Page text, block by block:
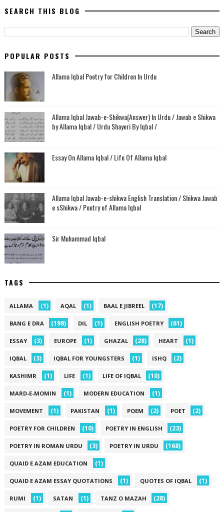
SEARCH THIS BLOG
POPULAR POSTS
Allama Iqbal Poetry for Children In Urdu
Allama Iqbal Jawab-e-Shikwa(Answer) In Urdu / Jawab e Shikwa
by Allama Iqbal / Urdu Shayeri By Iqbal /
Essay On Allama Iqbal / Life Of Allama Iqbal
Allama Iqbal Jawab-e-shikwa English Translation / Shikwa Jawab
e sShikwa / Poetry of Allama Iqbal
Sir Muhammad Iqbal
TAGS
ALLAMA (1) AQAL (1) BAAL E JIBREEL (17)
BANG E DRA (198) DIL (1) ENGLISH POETRY (61)
ESSAY (3) EUROPE (1) GHAZAL (28) HEART (1)
IQBAL (3) IQBAL FOR YOUNGSTERS (1) ISHQ (2)
KASHIMR (1) LIFE (1) LIFE OF IQBAL (10)
MARD-E-MOMIN (1) MODERN EDUCATION (1)
MOVEMENT (1) PAKISTAN (1) POEM (2) POET (2)
POETRY FOR CHILDREN (10) POETRY IN ENGLISH (23)
POETRY IN ROMAN URDU (3) POETRY IN URDU (168)
QUAID E AZAM EDUCATION (1)
QUAID E AZAM ESSAY QUOTATIONS (1) QUOTES OF IQBAL (1)
RUMI (1) SATAN (1) TANZ O MAZAH (28)